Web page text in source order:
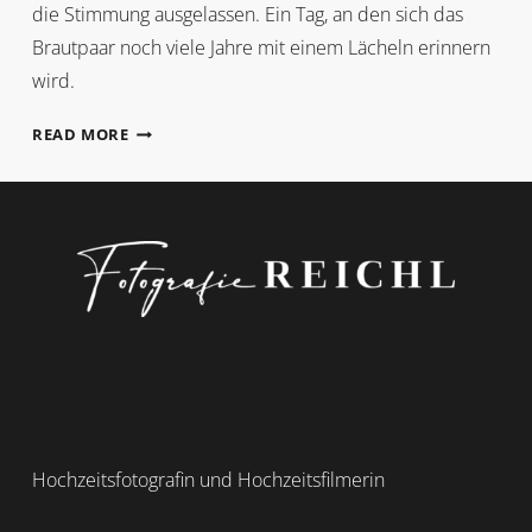
die Stimmung ausgelassen. Ein Tag, an den sich das
Brautpaar noch viele Jahre mit einem Lächeln erinnern
wird.
READ MOREFRÜHLINGSGEFÜHLE
OBERBAUERGUT
Hochzeitsfotografin und Hochzeitsfilmerin